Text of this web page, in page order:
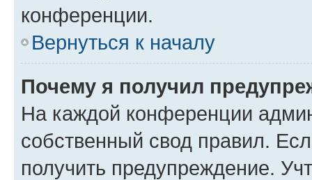
конференции.
Вернуться к началу
Почему я получил
На каждой конференции
собственный свод правил.
получить предупреждение.